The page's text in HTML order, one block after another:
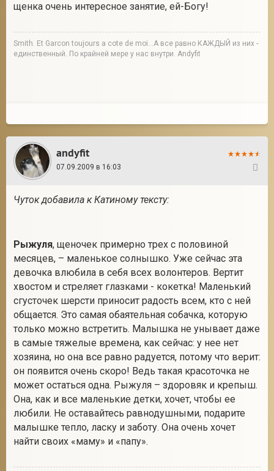
щенка очень интересное занятие, ей-Богу!
Smith. Et Garcon toujours a cote de moi...А все равно КАЖДЫЙ из них -
единственный. По крайней мере у нас внутри. Andyfit
andyfit
07.09.2009 в 16:03
Чуток добавила к Катиному тексту:
Рыжуля, щеночек примерно трех с половиной
месяцев, – маленькое солнышко. Уже сейчас эта
девочка влюбила в себя всех волонтеров. Вертит
хвостом и стреляет глазками - кокетка! Маленький
сгусточек шерсти приносит радость всем, кто с ней
общается. Это самая обаятельная собачка, которую
только можно встретить. Малышка не унывает даже
в самые тяжелые времена, как сейчас: у нее нет
хозяина, но она все равно радуется, потому что верит:
он появится очень скоро! Ведь такая красоточка не
может остаться одна. Рыжуля – здоровяк и крепыш.
Она, как и все маленькие детки, хочет, чтобы ее
любили. Не оставайтесь равнодушными, подарите
малышке тепло, ласку и заботу. Она очень хочет
найти своих «маму» и «папу».